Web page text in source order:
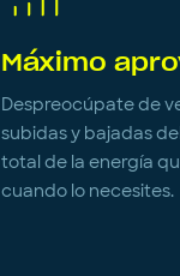
Máximo
Despreocúpate de
subidas y bajadas
total de la energía
cuando lo necesites.